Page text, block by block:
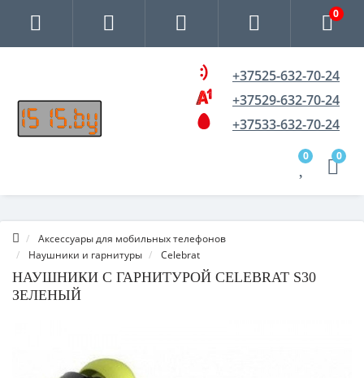
0
+37525-632-70-24
+37529-632-70-24
+37533-632-70-24
0 0
Аксессуары для мобильных телефонов
Наушники и гарнитуры
Celebrat
НАУШНИКИ С ГАРНИТУРОЙ CELEBRAT S30
ЗЕЛЕНЫЙ